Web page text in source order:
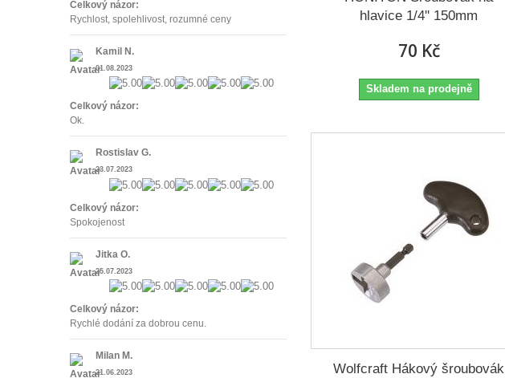
Celkový názor:
Rychlost, spolehlivost, rozumné ceny
Kamil N.
01.08.2023
Celkový názor:
Ok.
Rostislav G.
23.07.2023
Celkový názor:
Spokojenost
Jitka O.
25.07.2023
Celkový názor:
Rychlé dodání za dobrou cenu.
Milan M.
21.06.2023
hlavice 1/4'' 150mm
70 Kč
Skladem na prodejně
Wolfcraft Hákový šroubovák